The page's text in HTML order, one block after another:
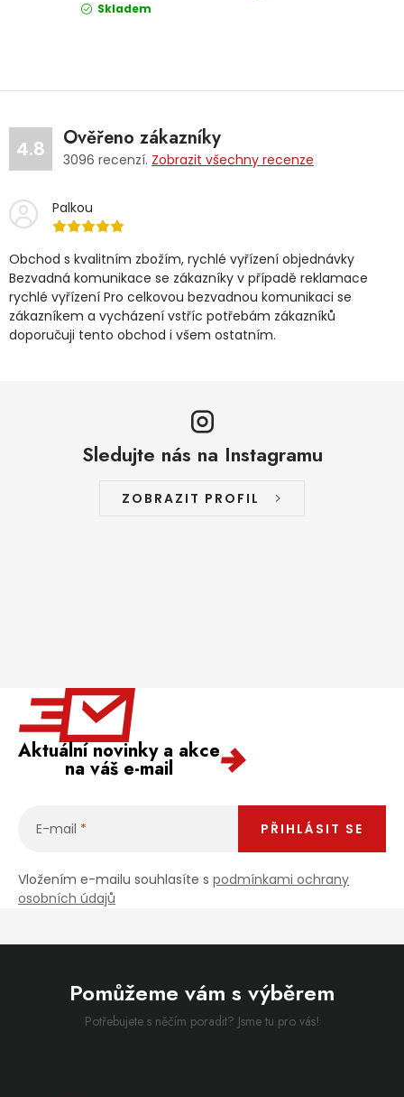
Skladem
4.8 Ověřeno zákazníky
3096 recenzí. Zobrazit všechny recenze
Palkou
Obchod s kvalitním zbožím, rychlé vyřízení objednávky
Bezvadná komunikace se zákazníky v případě reklamace
rychlé vyřízení Pro celkovou bezvadnou komunikaci se
zákazníkem a vycházení vstříc potřebám zákazníků
doporučuji tento obchod i všem ostatním.
Sledujte nás na Instagramu
ZOBRAZIT PROFIL
Aktuální novinky a akce
na váš e-mail
E-mail
Vložením e-mailu souhlasíte s podmínkami ochrany
osobních údajů
PŘIHLÁSIT SE
Pomůžeme vám s výběrem
Potřebujete s něčím poradit? Jsme tu pro vás!